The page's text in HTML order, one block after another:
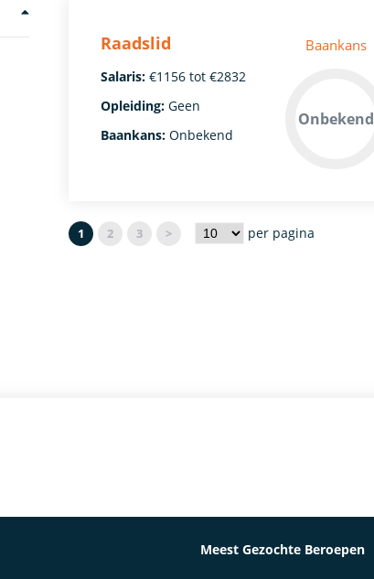
Raadslid
Salaris: €1156 tot €2832
Opleiding: Geen
Baankans: Onbekend
Baankans
Onbekend
1 2 3 > per pagina
Meest Gezochte Beroepen